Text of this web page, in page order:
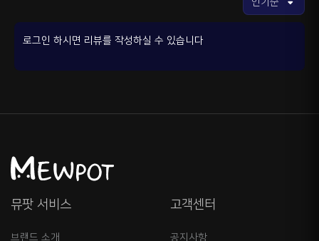
로그인 하시면 리뷰를 작성하실 수 있습니다
뮤팟 서비스
브랜드 소개
고객센터
공지사항